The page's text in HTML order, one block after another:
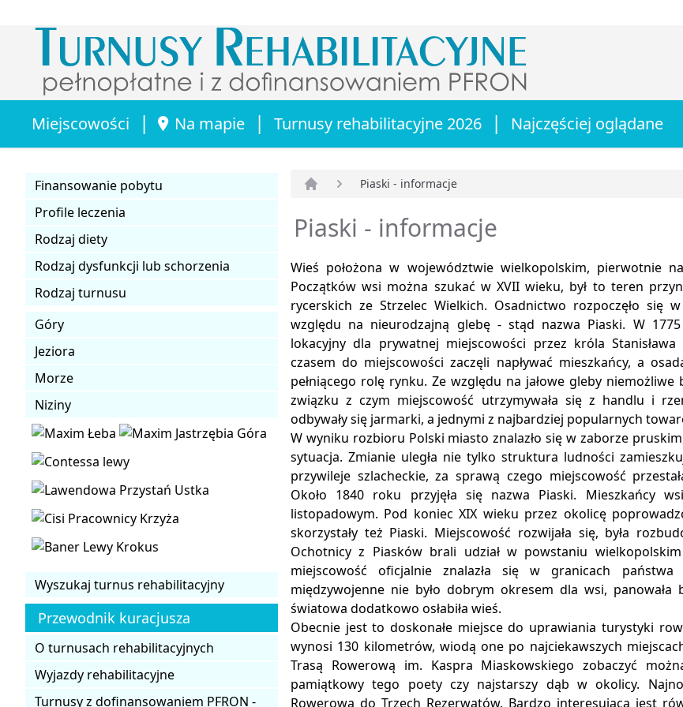
Miejscowości | Na mapie | Turnusy rehabilitacyjne 2026 | Najczęściej oglądane
Finansowanie pobytu
Profile leczenia
Rodzaj diety
Rodzaj dysfunkcji lub schorzenia
Rodzaj turnusu
Góry
Jeziora
Morze
Niziny
Wyszukaj turnus rehabilitacyjny
Przewodnik kuracjusza
O turnusach rehabilitacyjnych
Wyjazdy rehabilitacyjne
Turnusy z dofinansowaniem PFRON -
Piaski - informacje
Piaski - informacje
Wieś położona w województwie wielkopolskim, pierwotnie
Początków wsi można szukać w XVII wieku, był to teren
rycerskich ze Strzelec Wielkich. Osadnictwo rozpoczęło się
względu na nieurodzajną glebę - stąd nazwa Piaski. W
lokacyjny dla prywatnej miejscowości przez króla
czasem do miejscowości zaczęli napływać mieszkańcy, a
pełniącego rolę rynku. Ze względu na jałowe gleby
związku z czym miejscowość utrzymywała się z handlu i
odbywały się jarmarki, a jednymi z najbardziej popularnych
W wyniku rozbioru Polski miasto znalazło się w zaborze
sytuacja. Zmianie uległa nie tylko struktura ludności
przywileje szlacheckie, za sprawą czego miejscowość
Około 1840 roku przyjęła się nazwa Piaski. Mieszkańcy
listopadowym. Pod koniec XIX wieku przez okolicę
skorzystały też Piaski. Miejscowość rozwijała się, była
Ochotnicy z Piasków brali udział w powstaniu
miejscowość oficjalnie znalazła się w granicach państwa
międzywojenne nie było dobrym okresem dla wsi,
światowa dodatkowo osłabiła wieś.
Obecnie jest to doskonałe miejsce do uprawiania turystyki
wynosi 130 kilometrów, wiodą one po najciekawszych
Trasą Rowerową im. Kaspra Miaskowskiego zobaczyć
pamiątkowy tego poety czy najstarszy dąb w okolicy.
Rowerowa do Trzech Rezerwatów. Bardzo interesująca jest